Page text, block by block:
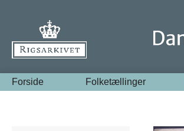
Forside Folketællinger